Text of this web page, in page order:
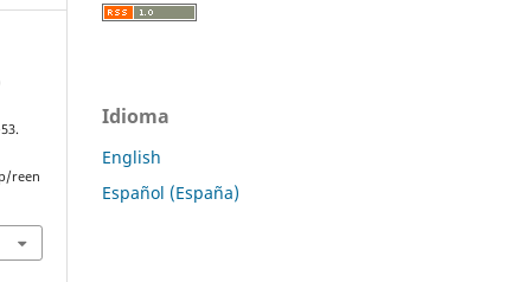
reen
Idioma
English
Español (España)